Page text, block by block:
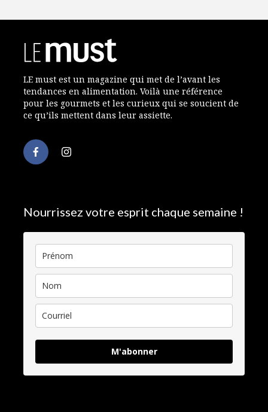
LE must est un magazine qui met de l’avant les
tendances en alimentation. Voilà une référence
pour les gourmets et les curieux qui se soucient de
ce qu’ils mettent dans leur assiette.
Nourrissez votre esprit chaque semaine !
M'abonner